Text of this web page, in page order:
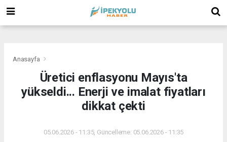
Anasayfa
Üretici enflasyonu Mayıs'ta
yükseldi... Enerji ve imalat fiyatları
dikkat çekti
05.06.2026 - 11:35, Güncelleme: 05.06.2026 - 11:35